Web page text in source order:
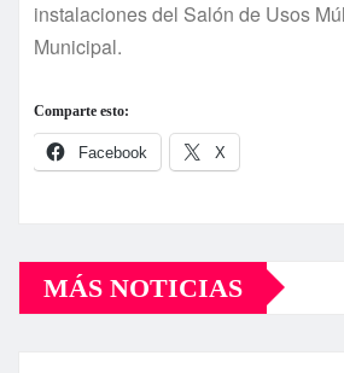
instalaciones del Salón de Usos
Municipal.
Comparte esto:
Facebook X
MÁS NOTICIAS